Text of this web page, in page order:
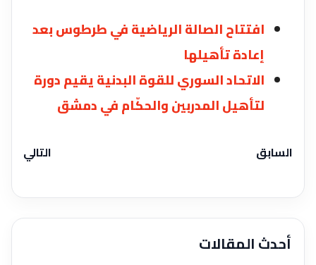
افتتاح الصالة الرياضية في طرطوس بعد
إعادة تأهيلها ‏
الاتحاد السوري للقوة البدنية يقيم دورة
لتأهيل المدربين والحكّام في دمشق
السابق التالي
أحدث المقالات